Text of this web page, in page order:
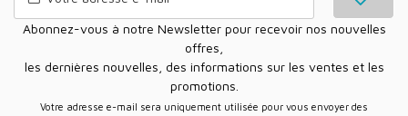
Abonnez-vous à notre Newsletter pour recevoir nos nouvelles
offres,
les dernières nouvelles, des informations sur les ventes et les
promotions.
Votre adresse e-mail sera uniquement utilisée pour vous envoyer des